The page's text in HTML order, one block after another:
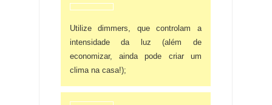
Utilize dimmers, que controlam a
intensidade da luz (além de
economizar, ainda pode criar um
clima na casa!);